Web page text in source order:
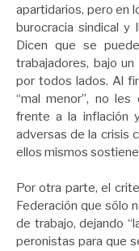
apartidarios, pero en
burocracia sindical y
Dicen que se
trabajadores, bajo
por todos lados. Al
“mal menor”, no
frente a la inflación
adversas de la crisis
ellos mismos
Por otra parte, el
Federación que sólo
de trabajo, dejando
peronistas para que